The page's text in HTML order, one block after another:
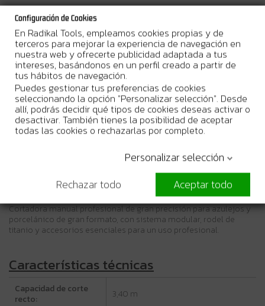
PRECISIÓN EN GRANDES FORMATOS
es ideal para profesionales que trabajan con piezas de gran
formato, ya que permite cortes rectos hasta3,40 my en diagonal
hasta2,40 m, con una capacidad de espesor de hasta8 mmtanto
en cerámica como porcelánico.
SISTEMA MODULAR ROBUSTO: Incluye un carro guía con
rodamientos de alta precisión y recubrimiento de titanio, tres
guías modulares de aluminio con pasadores y tres ventosas para
fijación segura, garantizando cortes consistentes y sin
deslizamientos.
DISEÑO PROFESIONAL Y COMPLETO: Viene con dos alicates con
práctica bolsa de transporte, facilitando su uso en obra.
Descripción
Cortadora manual profesional de gran precisión para azulejos y
porcelánico de gran formato, con sistema modular, rodel de
titanio y accesorios esenciales para un uso profesional.
Características técnicas
Capacidad de corte
recto:
3,40 m
Configuración de Cookies
En Radikal Tools, empleamos cookies propias y de
terceros para mejorar la experiencia de navegación en
nuestra web y ofrecerte publicidad adaptada a tus
intereses, basándonos en un perfil creado a partir de
tus hábitos de navegación.
Puedes gestionar tus preferencias de cookies
seleccionando la opción "Personalizar selección". Desde
allí, podrás decidir qué tipos de cookies deseas activar o
desactivar. También tienes la posibilidad de aceptar
todas las cookies o rechazarlas por completo.
Personalizar selección
Rechazar todo
Aceptar todo